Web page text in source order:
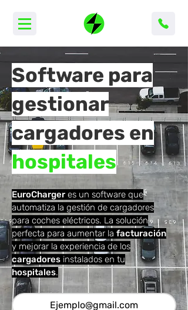
Software para
gestionar
cargadores en
hospitales
EuroCharger es un software que
automatiza la gestión de cargadores
para coches eléctricos. La solución
perfecta para aumentar la facturación
y mejorar la experiencia de los
cargadores instalados en tu
hospitales.